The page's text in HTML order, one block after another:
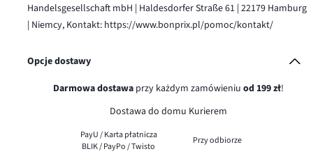
Handelsgesellschaft mbH | Haldesdorfer Straße 61 | 22179 Hamburg
| Niemcy, Kontakt: https://www.bonprix.pl/pomoc/kontakt/
Opcje dostawy
Darmowa dostawaprzy każdym zamówieniu od 199 zł!
Dostawa do domu Kurierem
PayU / Karta płatnicza
BLIK / PayPo / Twisto
Przy odbiorze